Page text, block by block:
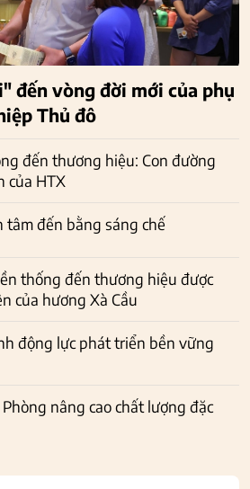
đến vòng đời mới của phụ
Thủ đô
đến thương hiệu: Con đường
của HTX
tâm đến bằng sáng chế
thống đến thương hiệu được
của hương Xà Cầu
động lực phát triển bền vững
nâng cao chất lượng đặc